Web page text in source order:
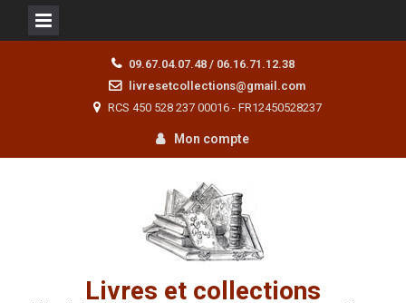
09.67.04.07.48 / 06.16.71.12.38
livresetcollections@gmail.com
RCS 450 528 237 00016 - FR12450528237
Mon compte
Livres et collections